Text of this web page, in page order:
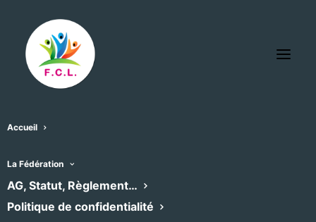
Accueil
La Fédération
AG, Statut, Règlement…
Politique de confidentialité
Les Amis de l’orgue de l’abbatiale
St Pierre de Nant